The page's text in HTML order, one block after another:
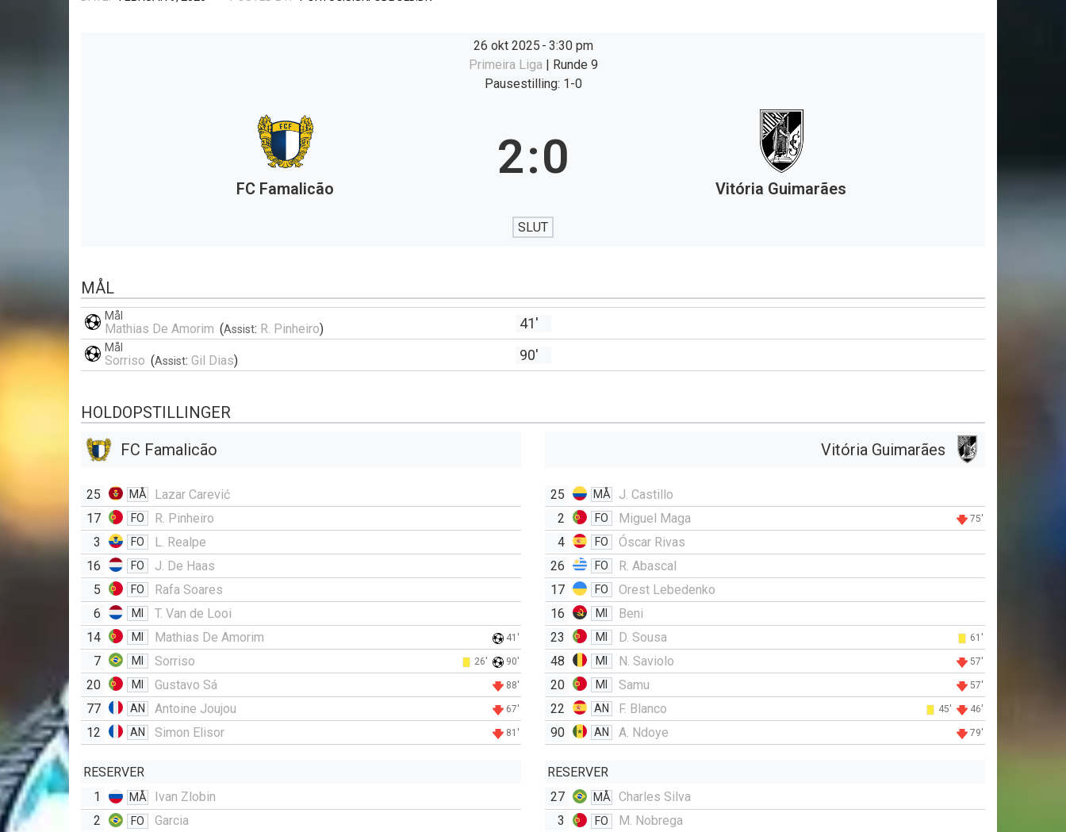
26 okt 2025 - 3:30 pm
Primeira Liga | Runde 9
Pausestilling: 1-0
FC Famalicão
2:0
Vitória Guimarães
SLUT
MÅL
Mål
Mathias De Amorim (Assist: R. Pinheiro) 41'
Mål
Sorriso (Assist: Gil Dias) 90'
HOLDOPSTILLINGER
FC Famalicão
25 MÅ
Lazar Carević
17
FO
R. Pinheiro
3
FO
L. Realpe
16
FO
J. De Haas
5
FO
Rafa Soares
6
MI
T. Van de Looi
14
MI Mathias De Amorim 41'
7 MI Sorriso 26' 90'
20 MI Gustavo Sá 88'
77 AN Antoine Joujou 67'
12 AN Simon Elisor 81'
RESERVER
1
MÅ
Ivan Zlobin
2
FO
Garcia
Vitória Guimarães
25 MÅ
J. Castillo
2
FO Miguel Maga 75'
4 FO
Óscar Rivas
26
FO
R. Abascal
17
FO
Orest Lebedenko
16
MI
Beni
23
MI D. Sousa 61'
48 MI N. Saviolo 57'
20 MI Samu 57'
22 AN F. Blanco 45' 46'
90 AN A. Ndoye 79'
RESERVER
27
MÅ
Charles Silva
3
FO
M. Nobrega